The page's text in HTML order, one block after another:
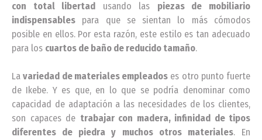
con total libertad
usando las piezas de mobiliario
indispensables para que se sientan lo más cómodos
posible en ellos. Por esta razón, este estilo es tan adecuado
para los cuartos de baño de reducido tamaño.
Lavariedad de materiales empleados es otro punto fuerte
de Ikebe. Y es que, en lo que se podría denominar como
capacidad de adaptación a las necesidades de los clientes,
son capaces de trabajar con madera, infinidad de tipos
diferentes de piedra y muchos otros materiales. En